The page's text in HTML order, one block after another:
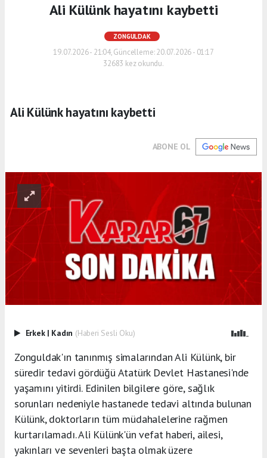
Ali Külünk hayatını kaybetti
ZONGULDAK
19.07.2026 - 21:04, Güncelleme: 20.07.2026 - 01:17
32683 kez okundu.
Ali Külünk hayatını kaybetti
ABONE OL
Erkek | Kadın (Haberi Sesli Oku)
Zonguldak'ın tanınmış simalarından Ali Külünk, bir
süredir tedavi gördüğü Atatürk Devlet Hastanesi'nde
yaşamını yitirdi. Edinilen bilgilere göre, sağlık
sorunları nedeniyle hastanede tedavi altında bulunan
Külünk, doktorların tüm müdahalelerine rağmen
kurtarılamadı. Ali Külünk'ün vefat haberi, ailesi,
yakınları ve sevenleri başta olmak üzere